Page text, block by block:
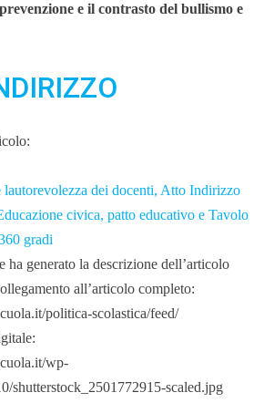
e il contrasto del bullismo e
dei docenti, Atto Indirizzo
civica, patto educativo e Tavolo
gradi
ha generato la descrizione dell’articolo
all’articolo completo:
politica-scolastica/feed/
wp-
shutterstock_2501772915-scaled.jpg